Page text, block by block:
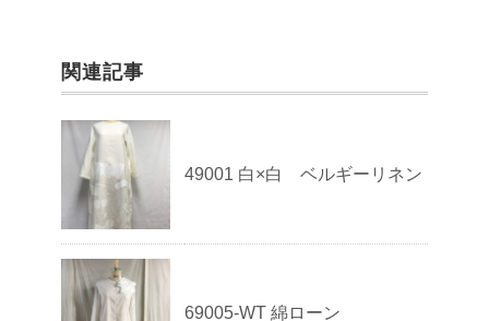
関連記事
49001 白×白 ベルギーリネン
69005-WT 綿ローン